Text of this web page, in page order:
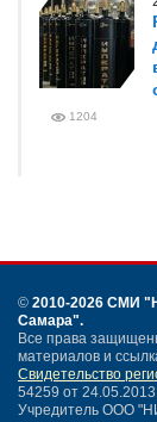
1204
© 2010-2026 СМИ
Самара".
Все права
материалов и
Свидетельство
54259 от
Учредитель ООО